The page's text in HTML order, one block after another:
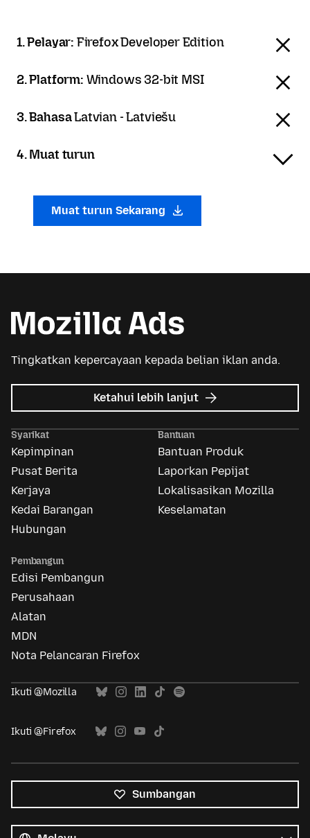
1. Pelayar: Firefox Developer Edition
2. Platform: Windows 32-bit MSI
3. BahasaLatvian - Latviešu
4. Muat turun
Muat turun Sekarang
Tingkatkan kepercayaan kepada belian iklan anda.
Ketahui lebih lanjut tentang
Iklan
Syarikat
Kepimpinan
Pusat Berita
Kerjaya
Kedai Barangan
Hubungan
Bantuan
Bantuan Produk
Laporkan Pepijat
Lokalisasikan Mozilla
Keselamatan
Pembangun
Edisi Pembangun
Perusahaan
Alatan
MDN
Nota Pelancaran Firefox
Ikuti @Mozilla
Ikuti @Firefox
Sumbangan
bahasa
Bahasa